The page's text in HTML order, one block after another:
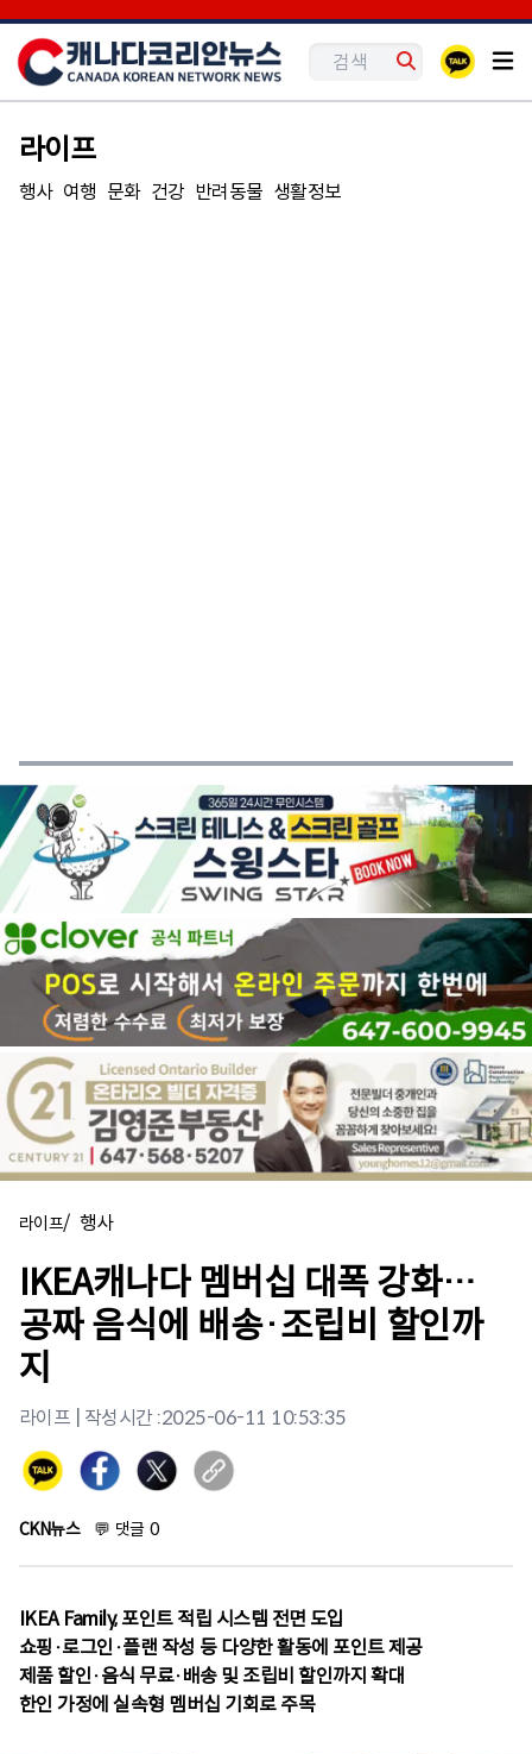
라이프
행사 여행 문화 건강 반려동물 생활정보
라이프/ 행사
IKEA캐나다 멤버십 대폭 강화…
공짜 음식에 배송·조립비 할인까
지
라이프 | 작성시간 :2025-06-11 10:53:35
CKN뉴스 💬 댓글 0
IKEA Family, 포인트 적립 시스템 전면 도입
쇼핑·로그인·플랜 작성 등 다양한 활동에 포인트 제공
제품 할인·음식 무료·배송 및 조립비 할인까지 확대
한인 가정에 실속형 멤버십 기회로 주목